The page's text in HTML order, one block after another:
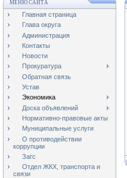
МЕНЮ САЙТА
Главная страница
Глава округа
Администрация
Контакты
Новости
Прокуратура
Обратная связь
Устав
Экономика
Доска объявлений
Нормативно-правовые акты
Муниципальные услуги
О противодействии
коррупции
Загс
Отдел ЖКХ, транспорта и
связи